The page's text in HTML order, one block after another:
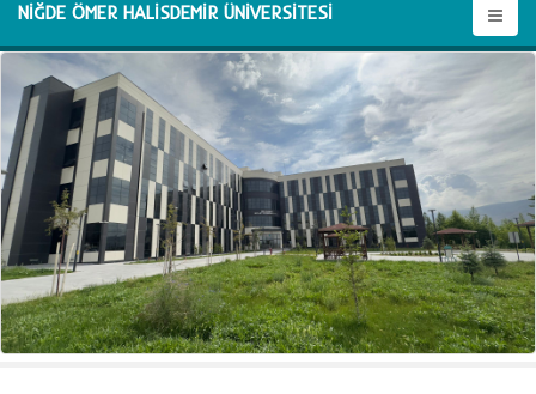
NİĞDE ÖMER HALİSDEMİR ÜNİVERSİTESİ